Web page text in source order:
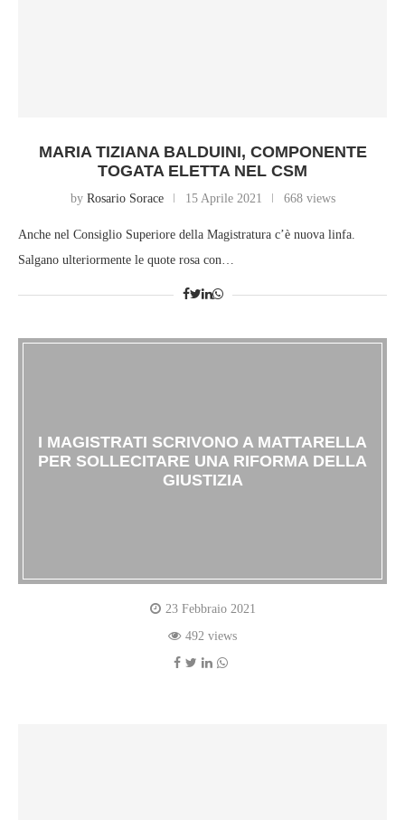
MARIA TIZIANA BALDUINI, COMPONENTE
TOGATA ELETTA NEL CSM
by Rosario Sorace 15 Aprile 2021 668 views
Anche nel Consiglio Superiore della Magistratura c’è nuova linfa.
Salgano ulteriormente le quote rosa con…
I MAGISTRATI SCRIVONO A MATTARELLA
PER SOLLECITARE UNA RIFORMA DELLA
GIUSTIZIA
23 Febbraio 2021
492 views